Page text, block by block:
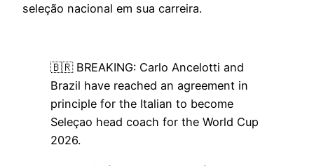
seleção nacional em sua carreira.
🇧🇷 BREAKING: Carlo Ancelotti and
Brazil have reached an agreement in
principle for the Italian to become
Seleçao head coach for the World Cup
2026.